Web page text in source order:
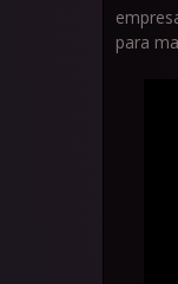
para